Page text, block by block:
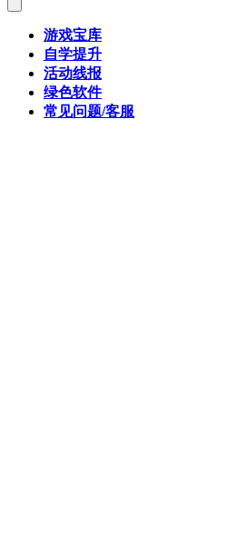
游戏宝库
自学提升
活动线报
绿色软件
常见问题/客服